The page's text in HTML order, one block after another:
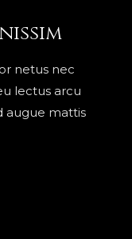
netus nec
lectus arcu
augue mattis